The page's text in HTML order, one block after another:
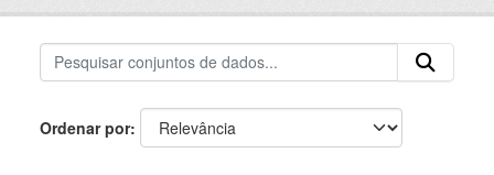
Ordenar por